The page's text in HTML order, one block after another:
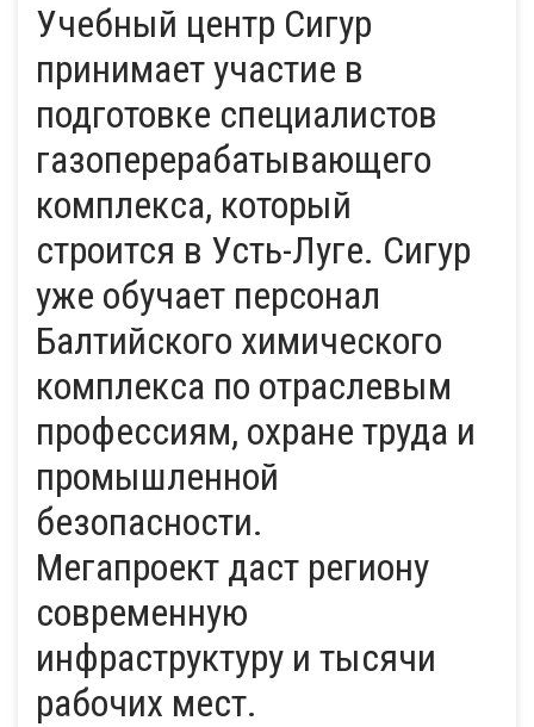
Учебный центр Сигур
принимает участие в
подготовке специалистов
газоперерабатывающего
комплекса, который
строится в Усть-Луге. Сигур
уже обучает персонал
Балтийского химического
комплекса по отраслевым
профессиям, охране труда и
промышленной
безопасности.
Мегапроект даст региону
современную
инфраструктуру и тысячи
рабочих мест.